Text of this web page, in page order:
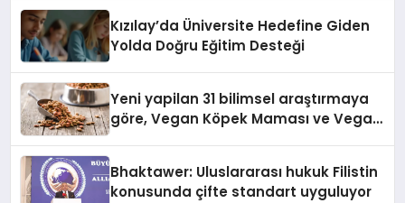
Kızılay’da Üniversite Hedefine Giden
Yolda Doğru Eğitim Desteği
Yeni yapilan 31 bilimsel araştırmaya
göre, Vegan Köpek Maması ve Vegan
Bhaktawer: Uluslararası hukuk Filistin
konusunda çifte standart uyguluyor